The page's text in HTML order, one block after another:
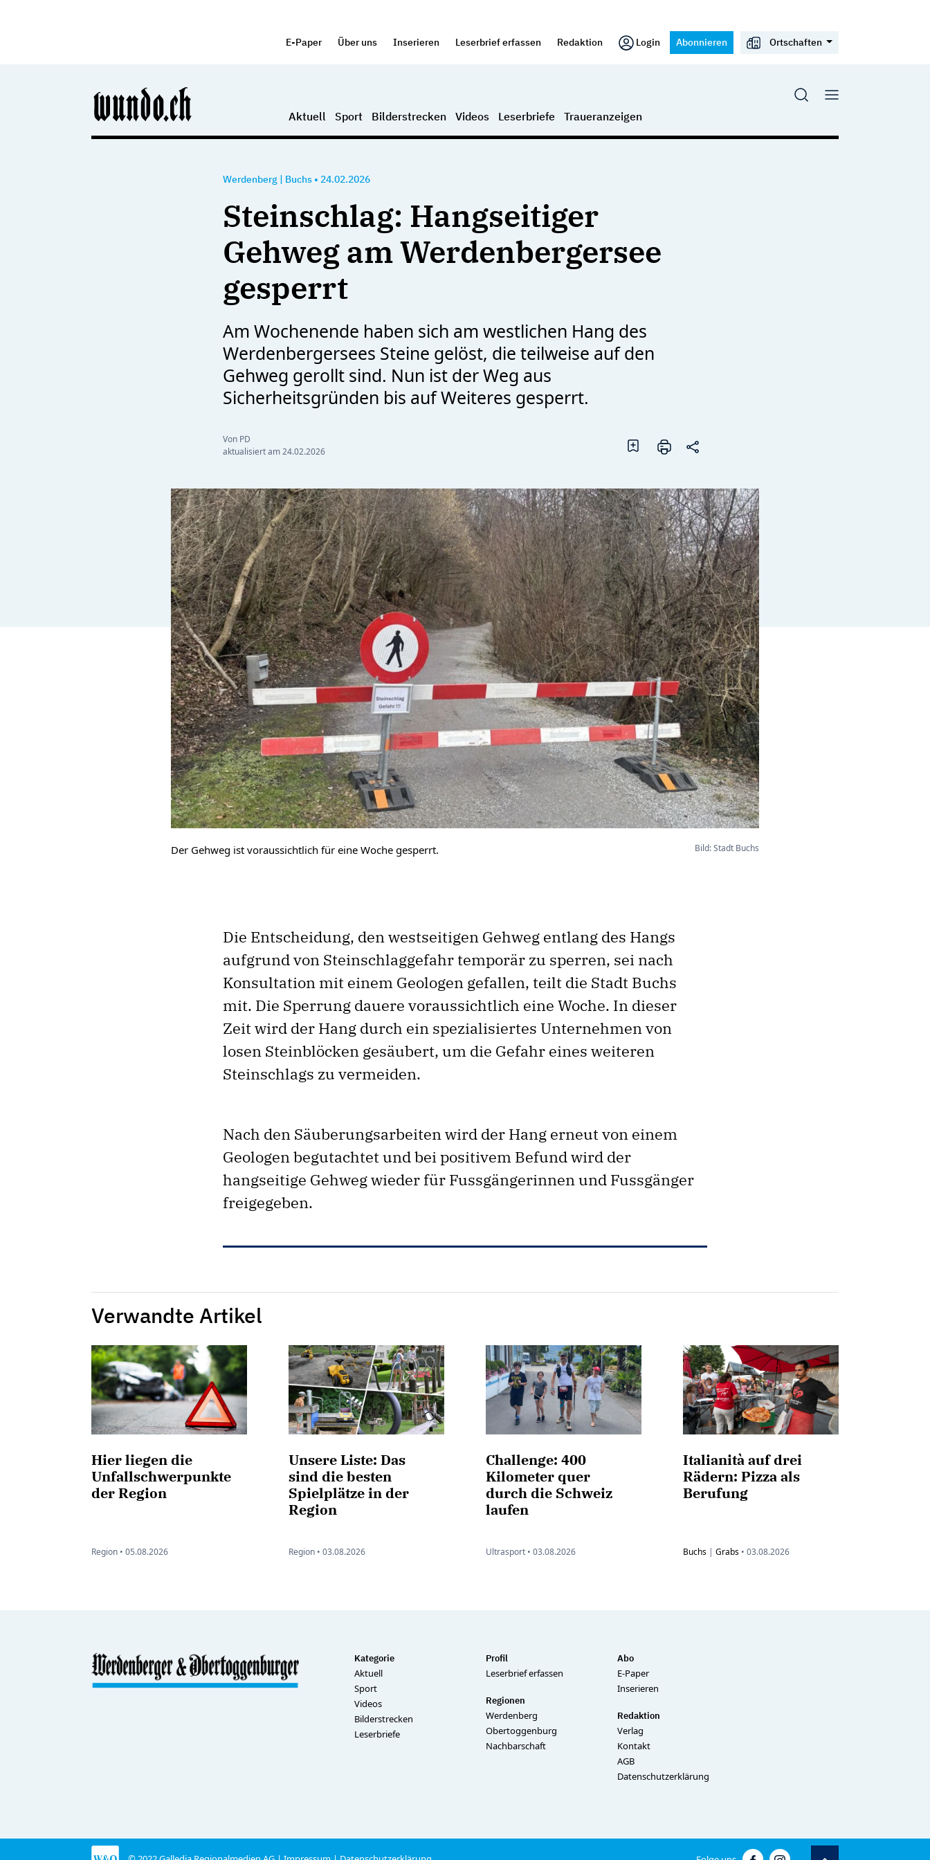
E-Paper Über uns Inserieren Leserbrief erfassen Redaktion Login Abonnieren Ortschaften
Aktuell Sport Bilderstrecken Videos Leserbriefe Traueranzeigen
Werdenberg Buchs • 24.02.2026
Steinschlag: Hangseitiger
Gehweg am Werdenbergersee
gesperrt
Am Wochenende haben sich am westlichen Hang des
Werdenbergersees Steine gelöst, die teilweise auf den
Gehweg gerollt sind. Nun ist der Weg aus
Sicherheitsgründen bis auf Weiteres gesperrt.
Von PD
aktualisiert am24.02.2026
Der Gehweg ist voraussichtlich für eine Woche gesperrt. Bild: Stadt Buchs
Die Entscheidung, den westseitigen Gehweg entlang des Hangs
aufgrund von Steinschlaggefahr temporär zu sperren, sei nach
Konsultation mit einem Geologen gefallen, teilt die Stadt Buchs
mit. Die Sperrung dauere voraussichtlich eine Woche. In dieser
Zeit wird der Hang durch ein spezialisiertes Unternehmen von
losen Steinblöcken gesäubert, um die Gefahr eines weiteren
Steinschlags zu vermeiden.
Nach den Säuberungsarbeiten wird der Hang erneut von einem
Geologen begutachtet und bei positivem Befund wird der
hangseitige Gehweg wieder für Fussgängerinnen und Fussgänger
freigegeben.
Verwandte Artikel
Hier liegen die
Unfallschwerpunkte
der Region
Region • 05.08.2026
Unsere Liste: Das
sind die besten
Spielplätze in der
Region
Region • 03.08.2026
Challenge: 400
Kilometer quer
durch die Schweiz
laufen
Ultrasport • 03.08.2026
Italianità auf drei
Rädern: Pizza als
Berufung
Buchs | Grabs • 03.08.2026
Kategorie
Aktuell
Sport
Videos
Bilderstrecken
Leserbriefe
Profil
Leserbrief erfassen
Regionen
Werdenberg
Obertoggenburg
Nachbarschaft
Abo
E-Paper
Inserieren
Redaktion
Verlag
Kontakt
AGB
Datenschutzerklärung